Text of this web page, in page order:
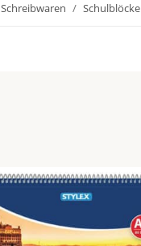
Schreibwaren Schulblöcke